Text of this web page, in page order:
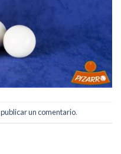
publicar un comentario.